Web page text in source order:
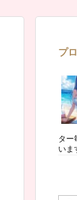
プ
ター
いま